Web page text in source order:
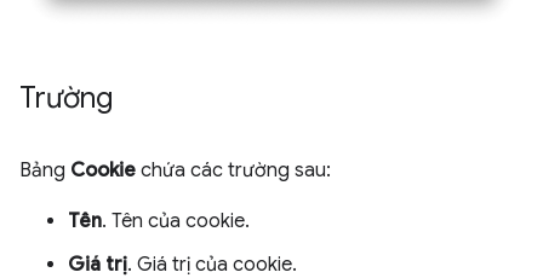
Trường
Bảng Cookie chứa các trường sau:
Tên. Tên của cookie.
Giá trị. Giá trị của cookie.